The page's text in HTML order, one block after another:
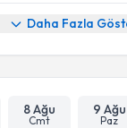
Daha Fazla
8 Ağu
Cmt
9 Ağu
Paz